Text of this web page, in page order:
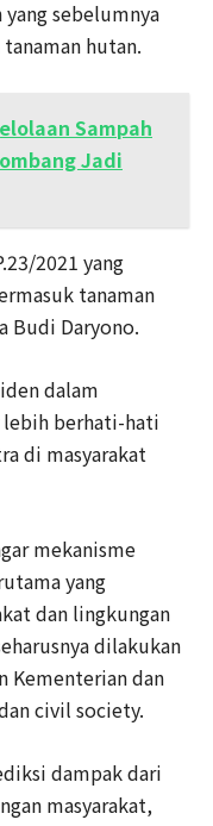
sebelumnya
hutan.
Sampah
Jadi
2021 yang
tanaman
Budi Daryono.
dalam
lebih berhati-hati
di masyarakat
mekanisme
yang
dan lingkungan
dilakukan
Kementerian dan
civil society.
dampak dari
masyarakat,